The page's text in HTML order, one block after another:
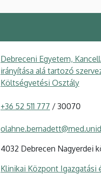
Debreceni Egyetem,
irányítása alá tartozó
Költségvetési Osztály
+36 52 511 777 / 30070
4032 Debrecen Nagyerdei
Klinikai Központ Igazgatási